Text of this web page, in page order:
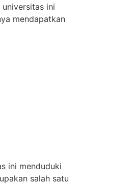
ini
mendapatkan
ini menduduki
salah satu